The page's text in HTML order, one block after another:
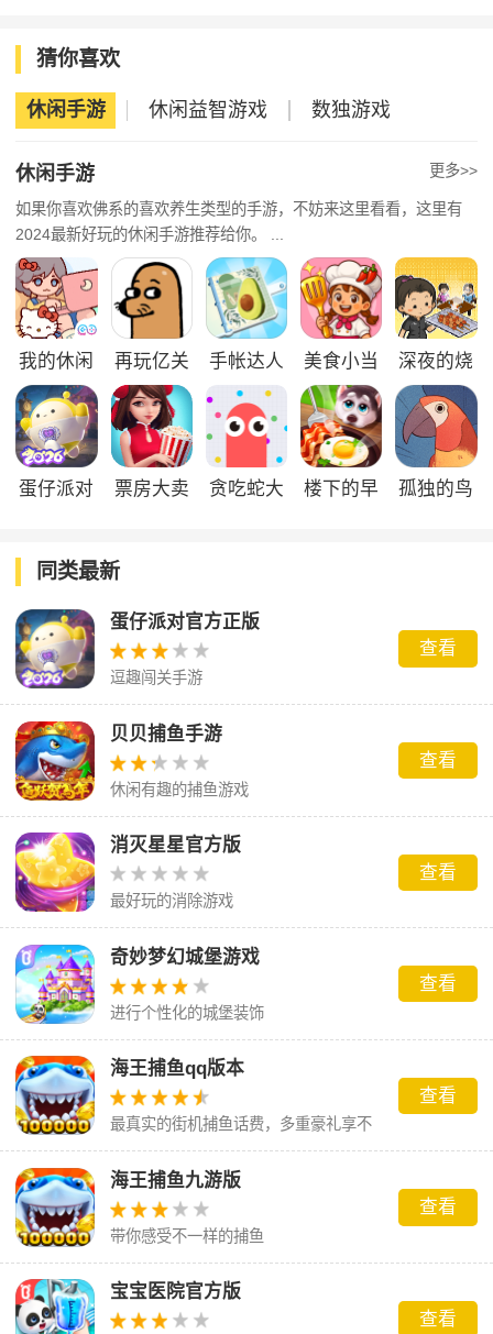
猜你喜欢
休闲手游 休闲益智游戏 数独游戏
休闲手游 更多>>
如果你喜欢佛系的喜欢养生类型的手游，不妨来这里看看，这里有
2024最新好玩的休闲手游推荐给你。 ...
我的休闲
时光官方
版
再玩亿关
官方版
手帐达人
美食小当
家官方版
深夜的烧
烤店官方
版
蛋仔派对
票房大卖
贪吃蛇大
楼下的早
孤独的鸟
同类最新
蛋仔派对官方正版
逗趣闯关手游
查看
贝贝捕鱼手游
休闲有趣的捕鱼游戏
查看
消灭星星官方版
最好玩的消除游戏
查看
奇妙梦幻城堡游戏
进行个性化的城堡装饰
查看
海王捕鱼qq版本
最真实的街机捕鱼话费，多重豪礼享不
停。
查看
海王捕鱼九游版
带你感受不一样的捕鱼
查看
宝宝医院官方版
查看